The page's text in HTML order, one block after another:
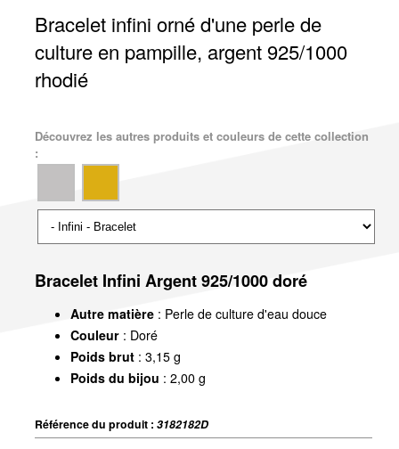
Bracelet infini orné d'une perle de
culture en pampille, argent 925/1000
rhodié
Découvrez les autres produits et couleurs de cette collection
:
Bracelet Infini Argent 925/1000 doré
Autre matière: Perle de culture d'eau douce
Couleur: Doré
Poids brut: 3,15 g
Poids du bijou : 2,00 g
Référence du produit : 3182182D